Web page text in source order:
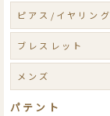
ピアス/イヤリング
ブレスレット
メンズ
パテント